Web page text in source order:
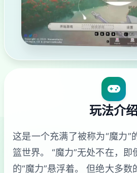
玩法介
这是一个充满了被称为“魔力”
篮世界。 “魔力”无处不在，
的“魔力”悬浮着。 但绝大多